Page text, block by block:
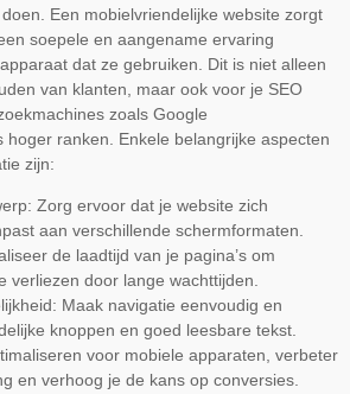
Een mobielvriendelijke website zorgt
soepele en aangename ervaring
dat ze gebruiken. Dit is niet alleen
van klanten, maar ook voor je SEO
zoals Google
hoger ranken. Enkele belangrijke aspecten
zijn:
Zorg ervoor dat je website zich
aan verschillende schermformaten.
de laadtijd van je pagina’s om
verliezen door lange wachttijden.
Maak navigatie eenvoudig en
knoppen en goed leesbare tekst.
voor mobiele apparaten, verbeter
en verhoog je de kans op conversies.